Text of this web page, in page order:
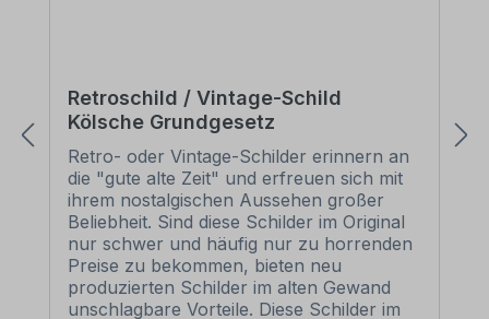
Retroschild / Vintage-Schild
Kölsche Grundgesetz
Retro- oder Vintage-Schilder erinnern an
die "gute alte Zeit" und erfreuen sich mit
ihrem nostalgischen Aussehen großer
Beliebheit. Sind diese Schilder im Original
nur schwer und häufig nur zu horrenden
Preise zu bekommen, bieten neu
produzierten Schilder im alten Gewand
unschlagbare Vorteile. Diese Schilder im